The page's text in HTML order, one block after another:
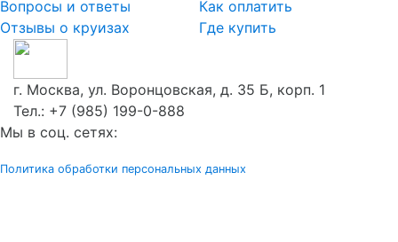
Вопросы и ответы
Отзывы о круизах
Как оплатить
Где купить
г. Москва, ул. Воронцовская, д. 35 Б, корп. 1
Тел.: +7 (985) 199-0-888
Мы в соц. сетях:
Политика обработки персональных данных